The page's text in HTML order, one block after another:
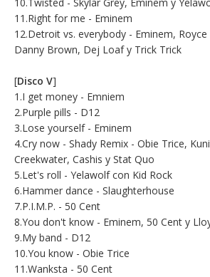
11.Right for me - Eminem
12.Detroit vs. everybody - Eminem, Royce
Danny Brown, Dej Loaf y Trick Trick
[Disco V]
1.I get money - Emniem
2.Purple pills - D12
3.Lose yourself - Eminem
4.Cry now - Shady Remix - Obie Trice,
Creekwater, Cashis y Stat Quo
5.Let's roll - Yelawolf con Kid Rock
6.Hammer dance - Slaughterhouse
7.P.I.M.P. - 50 Cent
8.You don't know - Eminem, 50 Cent y
9.My band - D12
10.You know - Obie Trice
11.Wanksta - 50 Cent